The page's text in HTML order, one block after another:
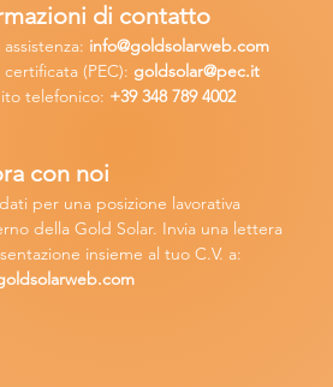
con noi
per una posizione lavorativa
della Gold Solar. Invia una lettera
insieme al tuo C.V. a:
di contatto
assistenza: info@goldsolarweb.com
certificata (PEC): goldsolar@pec.it
telefonico: +39 348789 4002